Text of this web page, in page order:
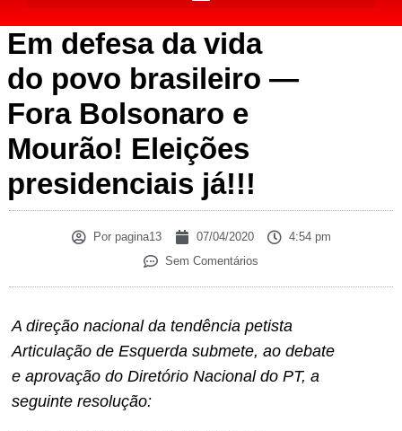
Em defesa da vida
do povo brasileiro —
Fora Bolsonaro e
Mourão! Eleições
presidenciais já!!!
Porpagina13 07/04/2020
4:54 pm
Sem Comentários
A direção nacional da tendência petista
Articulação de Esquerda submete, ao debate
e aprovação do Diretório Nacional do PT, a
seguinte resolução: